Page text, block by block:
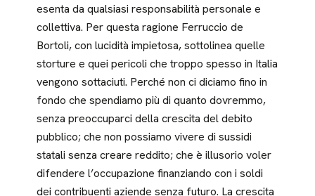
esenta da qualsia­si responsabilità personale e
colletti­va. Per questa ragione Ferruccio de
Bortoli, con lucidità impietosa, sot­tolinea quelle
storture e quei peri­coli che troppo spesso in Italia
ven­gono sottaciuti. Perché non ci diciamo fino in
fondo che spendiamo più di quanto dovremmo,
senza preoccuparci della crescita del debito
pubblico; che non possiamo vivere di sussidi
statali sen­za creare reddito; che è illusorio voler
difendere l’occupazione finanziando con i soldi
dei contribuenti aziende senza futuro. La crescita